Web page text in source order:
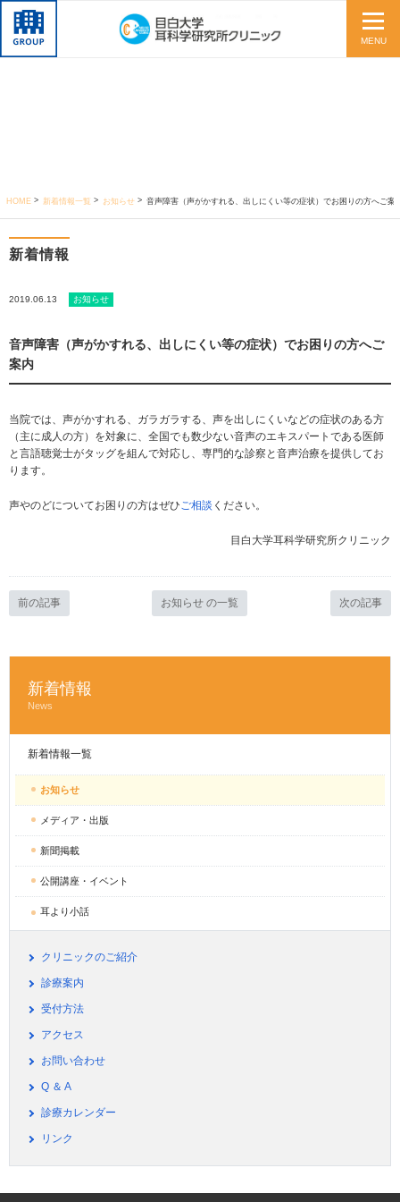
MENU
HOME 新着情報一覧 お知らせ 音声障害（声がかすれる、出しにくい等の症状）でお困りの方へご案
新着情報
2019.06.13 お知らせ
音声障害（声がかすれる、出しにくい等の症状）でお困りの方へご
案内
当院では、声がかすれる、ガラガラする、声を出しにくいなどの症状のある方
（主に成人の方）を対象に、全国でも数少ない音声のエキスパートである医師
と言語聴覚士がタッグを組んで対応し、専門的な診察と音声治療を提供してお
ります。
声やのどについてお困りの方はぜひご相談 ください。
目白大学耳科学研究所クリニック
前の記事 お知らせ の一覧 次の記事
新着情報
News
新着情報一覧
お知らせ
メディア・出版
新聞掲載
公開講座・イベント
耳より小話
クリニックのご紹介
診療案内
受付方法
アクセス
お問い合わせ
Q ＆ A
診療カレンダー
リンク